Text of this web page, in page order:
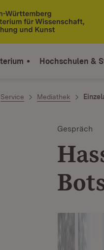
Hochschulen &
Service Mediathek
Gespräch